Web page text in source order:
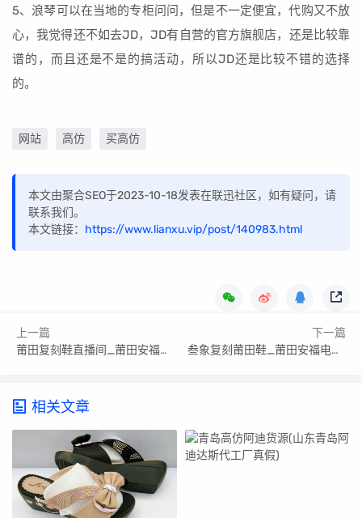
5、浪琴可以在当地的专柜问问，但是不一定便宜，代购又不放
心，我觉得还不如去JD，JD有自营的官方旗舰店，还是比较靠
谱的，而且还是不是的搞活动，所以JD还是比较不错的选择
的。
网站 高仿 买高仿
本文由聚合SEO于2023-10-18发表在联迅社区，如有疑问，请
联系我们。
本文链接： https://www.lianxu.vip/post/140983.html
上一篇
莆田复刻鞋直播间_莆田安福电商城1056号档口
下一篇
叁象复刻莆田鞋_莆田安福电商城1046号档口
相关文章